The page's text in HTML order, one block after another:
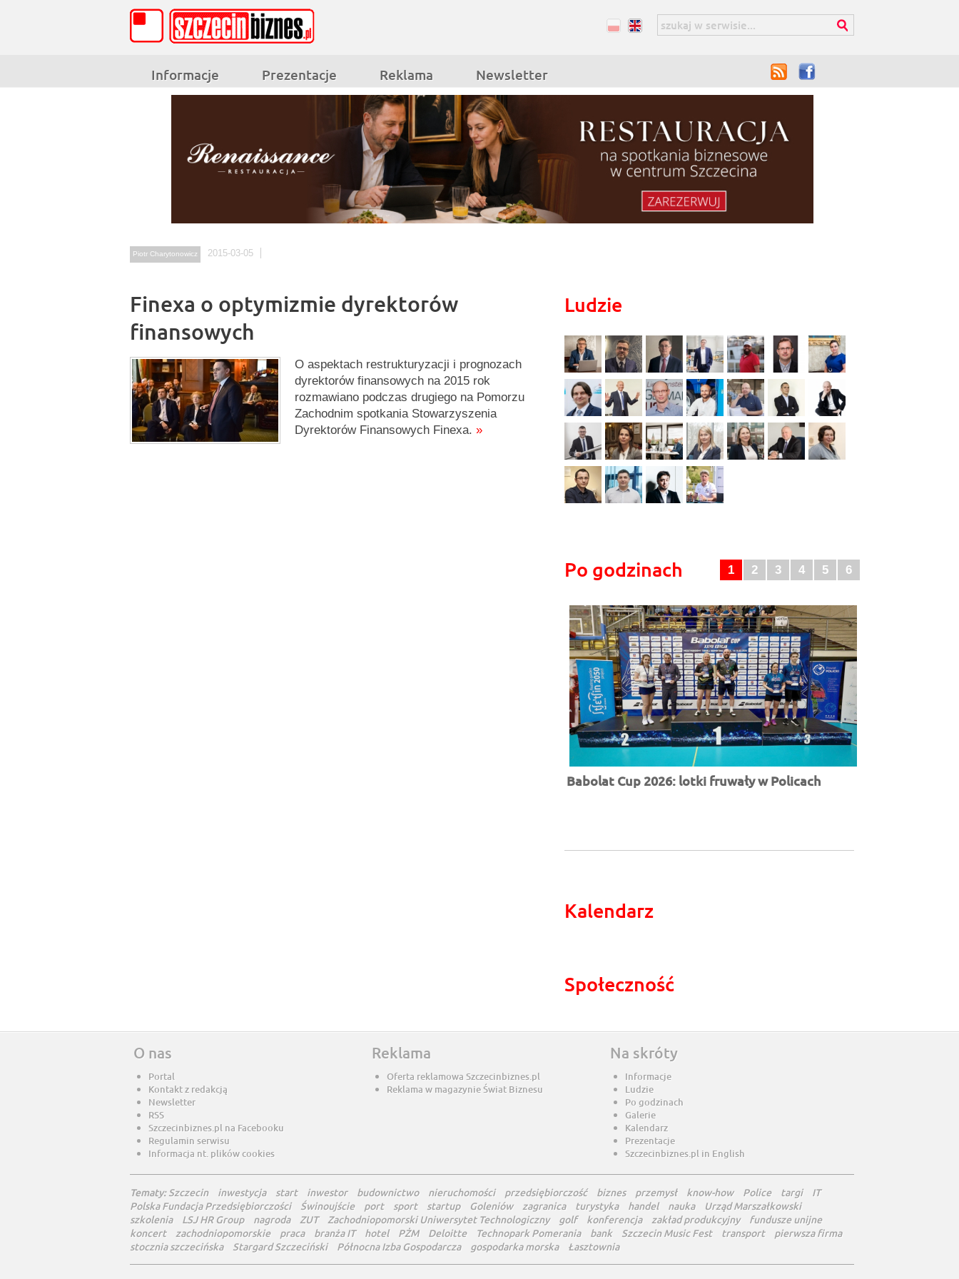
Informacje Prezentacje Reklama Newsletter
Piotr Charytonowicz 2015-03-05
Finexa o optymizmie dyrektorów
finansowych
O aspektach restrukturyzacji i prognozach
dyrektorów finansowych na 2015 rok
rozmawiano podczas drugiego na Pomorzu
Zachodnim spotkania Stowarzyszenia
Dyrektorów Finansowych Finexa. »
Ludzie
Po godzinach 1 2 3 4 5 6
Babolat Cup 2026: lotki fruwały w Policach
Kalendarz
Społeczność
O nas
Portal
Kontakt z redakcją
Newsletter
RSS
Szczecinbiznes.pl na Facebooku
Regulamin serwisu
Informacja nt. plików cookies
Reklama
Oferta reklamowa Szczecinbiznes.pl
Reklama w magazynie Świat Biznesu
Na skróty
Informacje
Ludzie
Po godzinach
Galerie
Kalendarz
Prezentacje
Szczecinbiznes.pl in English
Tematy:Szczecin inwestycja start inwestor budownictwo nieruchomości przedsiębiorczość biznes przemysł know-how Police targi
IT
Polska Fundacja Przedsiębiorczości
Świnoujście port sport startup Goleniów zagranica turystyka handel nauka
Urząd Marszałkowski
szkolenia
LSJ HR Group nagroda ZUT Zachodniopomorski Uniwersytet Technologiczny golf konferencja zakład produkcyjny
fundusze unijne
koncert
zachodniopomorskie praca branża IT hotel PŻM Deloitte Technopark Pomerania bank Szczecin Music Fest transport
pierwsza firma
stocznia szczecińska
Stargard Szczeciński Północna Izba Gospodarcza gospodarka morska Łasztownia